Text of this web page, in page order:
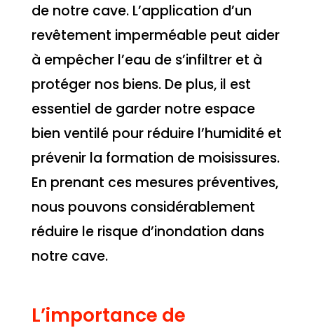
de notre cave. L’application d’un
revêtement imperméable peut aider
à empêcher l’eau de s’infiltrer et à
protéger nos biens. De plus, il est
essentiel de garder notre espace
bien ventilé pour réduire l’humidité et
prévenir la formation de moisissures.
En prenant ces mesures préventives,
nous pouvons considérablement
réduire le risque d’inondation dans
notre cave.
L’importance de